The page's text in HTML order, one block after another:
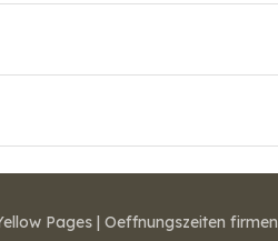
Pages | Oeffnungszeiten firmen